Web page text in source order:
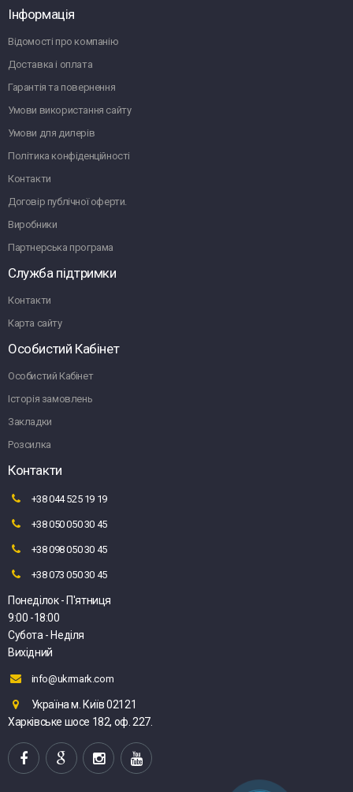
Інформація
Відомості про компанію
Доставка і оплата
Гарантія та повернення
Умови використання сайту
Умови для дилерів
Політика конфіденційності
Контакти
Договір публічної оферти.
Виробники
Партнерська програма
Служба підтримки
Контакти
Карта сайту
Особистий Кабінет
Особистий Кабінет
Історія замовлень
Закладки
Розсилка
Контакти
+38 044 525 19 19
+38 050 050 30 45
+38 098 050 30 45
+38 073 050 30 45
Понеділок - П'ятниця
9:00 -18:00
Субота - Неділя
Вихідний
info@ukrmark.com
Україна м. Київ 02121
Харківське шосе 182, оф. 227.